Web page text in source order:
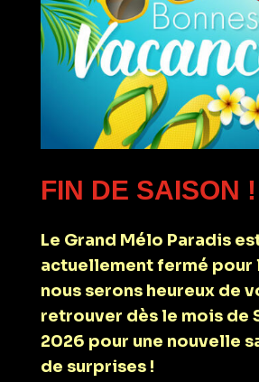
FIN DE SAISON !
Le Grand Mélo Paradis
actuellement fermé pour
nous serons heureux de
retrouver dès le mois de
2026 pour une nouvelle
de surprises !